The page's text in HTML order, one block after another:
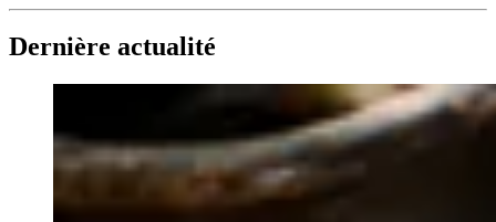
Dernière actualité